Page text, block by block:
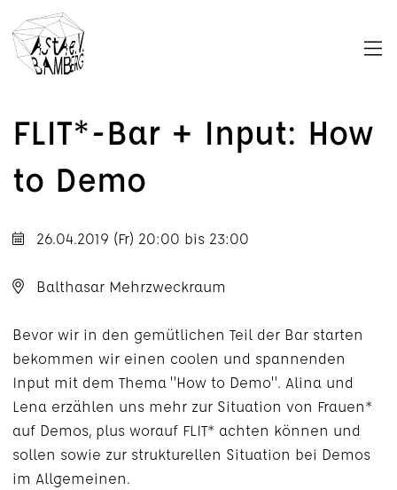
FLIT*-Bar + Input: How
to Demo
26.04.2019 (Fr) 20:00 bis 23:00
Balthasar Mehrzweckraum
Bevor wir in den gemütlichen Teil der Bar starten
bekommen wir einen coolen und spannenden
Input mit dem Thema "How to Demo". Alina und
Lena erzählen uns mehr zur Situation von Frauen*
auf Demos, plus worauf FLIT* achten können und
sollen sowie zur strukturellen Situation bei Demos
im Allgemeinen.